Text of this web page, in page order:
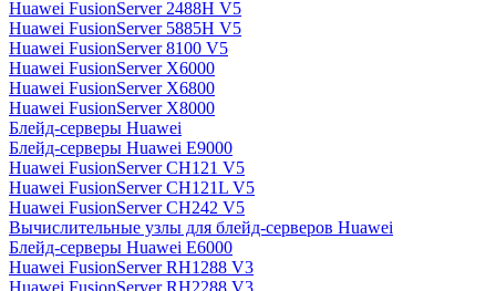
Huawei FusionServer 2488H V5
Huawei FusionServer 5885H V5
Huawei FusionServer 8100 V5
Huawei FusionServer X6000
Huawei FusionServer X6800
Huawei FusionServer X8000
Блейд-серверы Huawei
Блейд-серверы Huawei E9000
Huawei FusionServer CH121 V5
Huawei FusionServer CH121L V5
Huawei FusionServer CH242 V5
Вычислительные узлы для блейд-серверов Huawei
Блейд-серверы Huawei E6000
Huawei FusionServer RH1288 V3
Huawei FusionServer RH2288 V3